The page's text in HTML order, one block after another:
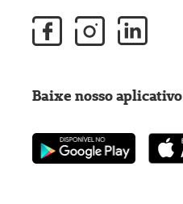
Baixe nosso aplicativo